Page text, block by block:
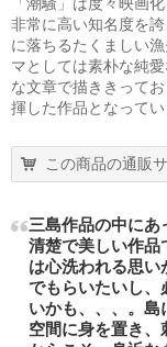
「潮騒」は度々映画
非常に高い知名度を
に落ちるたくましい
マとしては素朴な純
な文章で描ききって
揮した作品となってい
この商品の通販
三島作品の中にあ
清楚で美しい作品
は心洗われる思
でもらいたいし、
いかも、、、。
空間に身を置き